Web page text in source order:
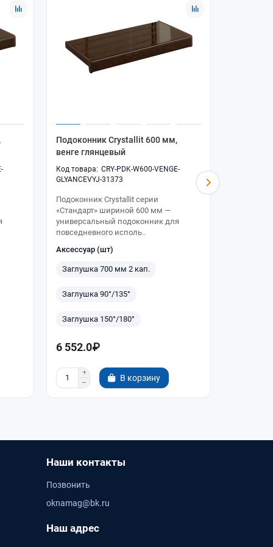
Подоконник Crystallit 600 мм,
венге глянцевый
CRY-PDK-W600-VENGE-
GLYANCEVYJ-31373
Подоконник Crystallit серии
«Стандарт» шириной 600 мм —
универсальный подоконник для
повседневного исполь..
Аксессуар (шт)
Заглушка 700 мм 2 кап.
Заглушка 90°/135°
Заглушка 150°/180°
6 552.0₽
В корзину
Наши контакты
Позвонить
oknamag@bk.ru
Наш адрес